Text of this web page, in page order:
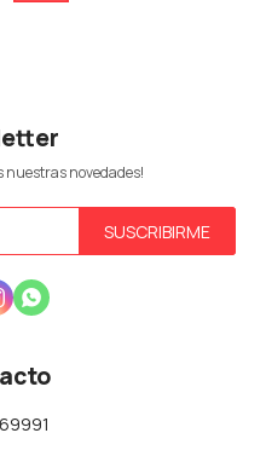
nuestras novedades!
SUSCRIBIRME
